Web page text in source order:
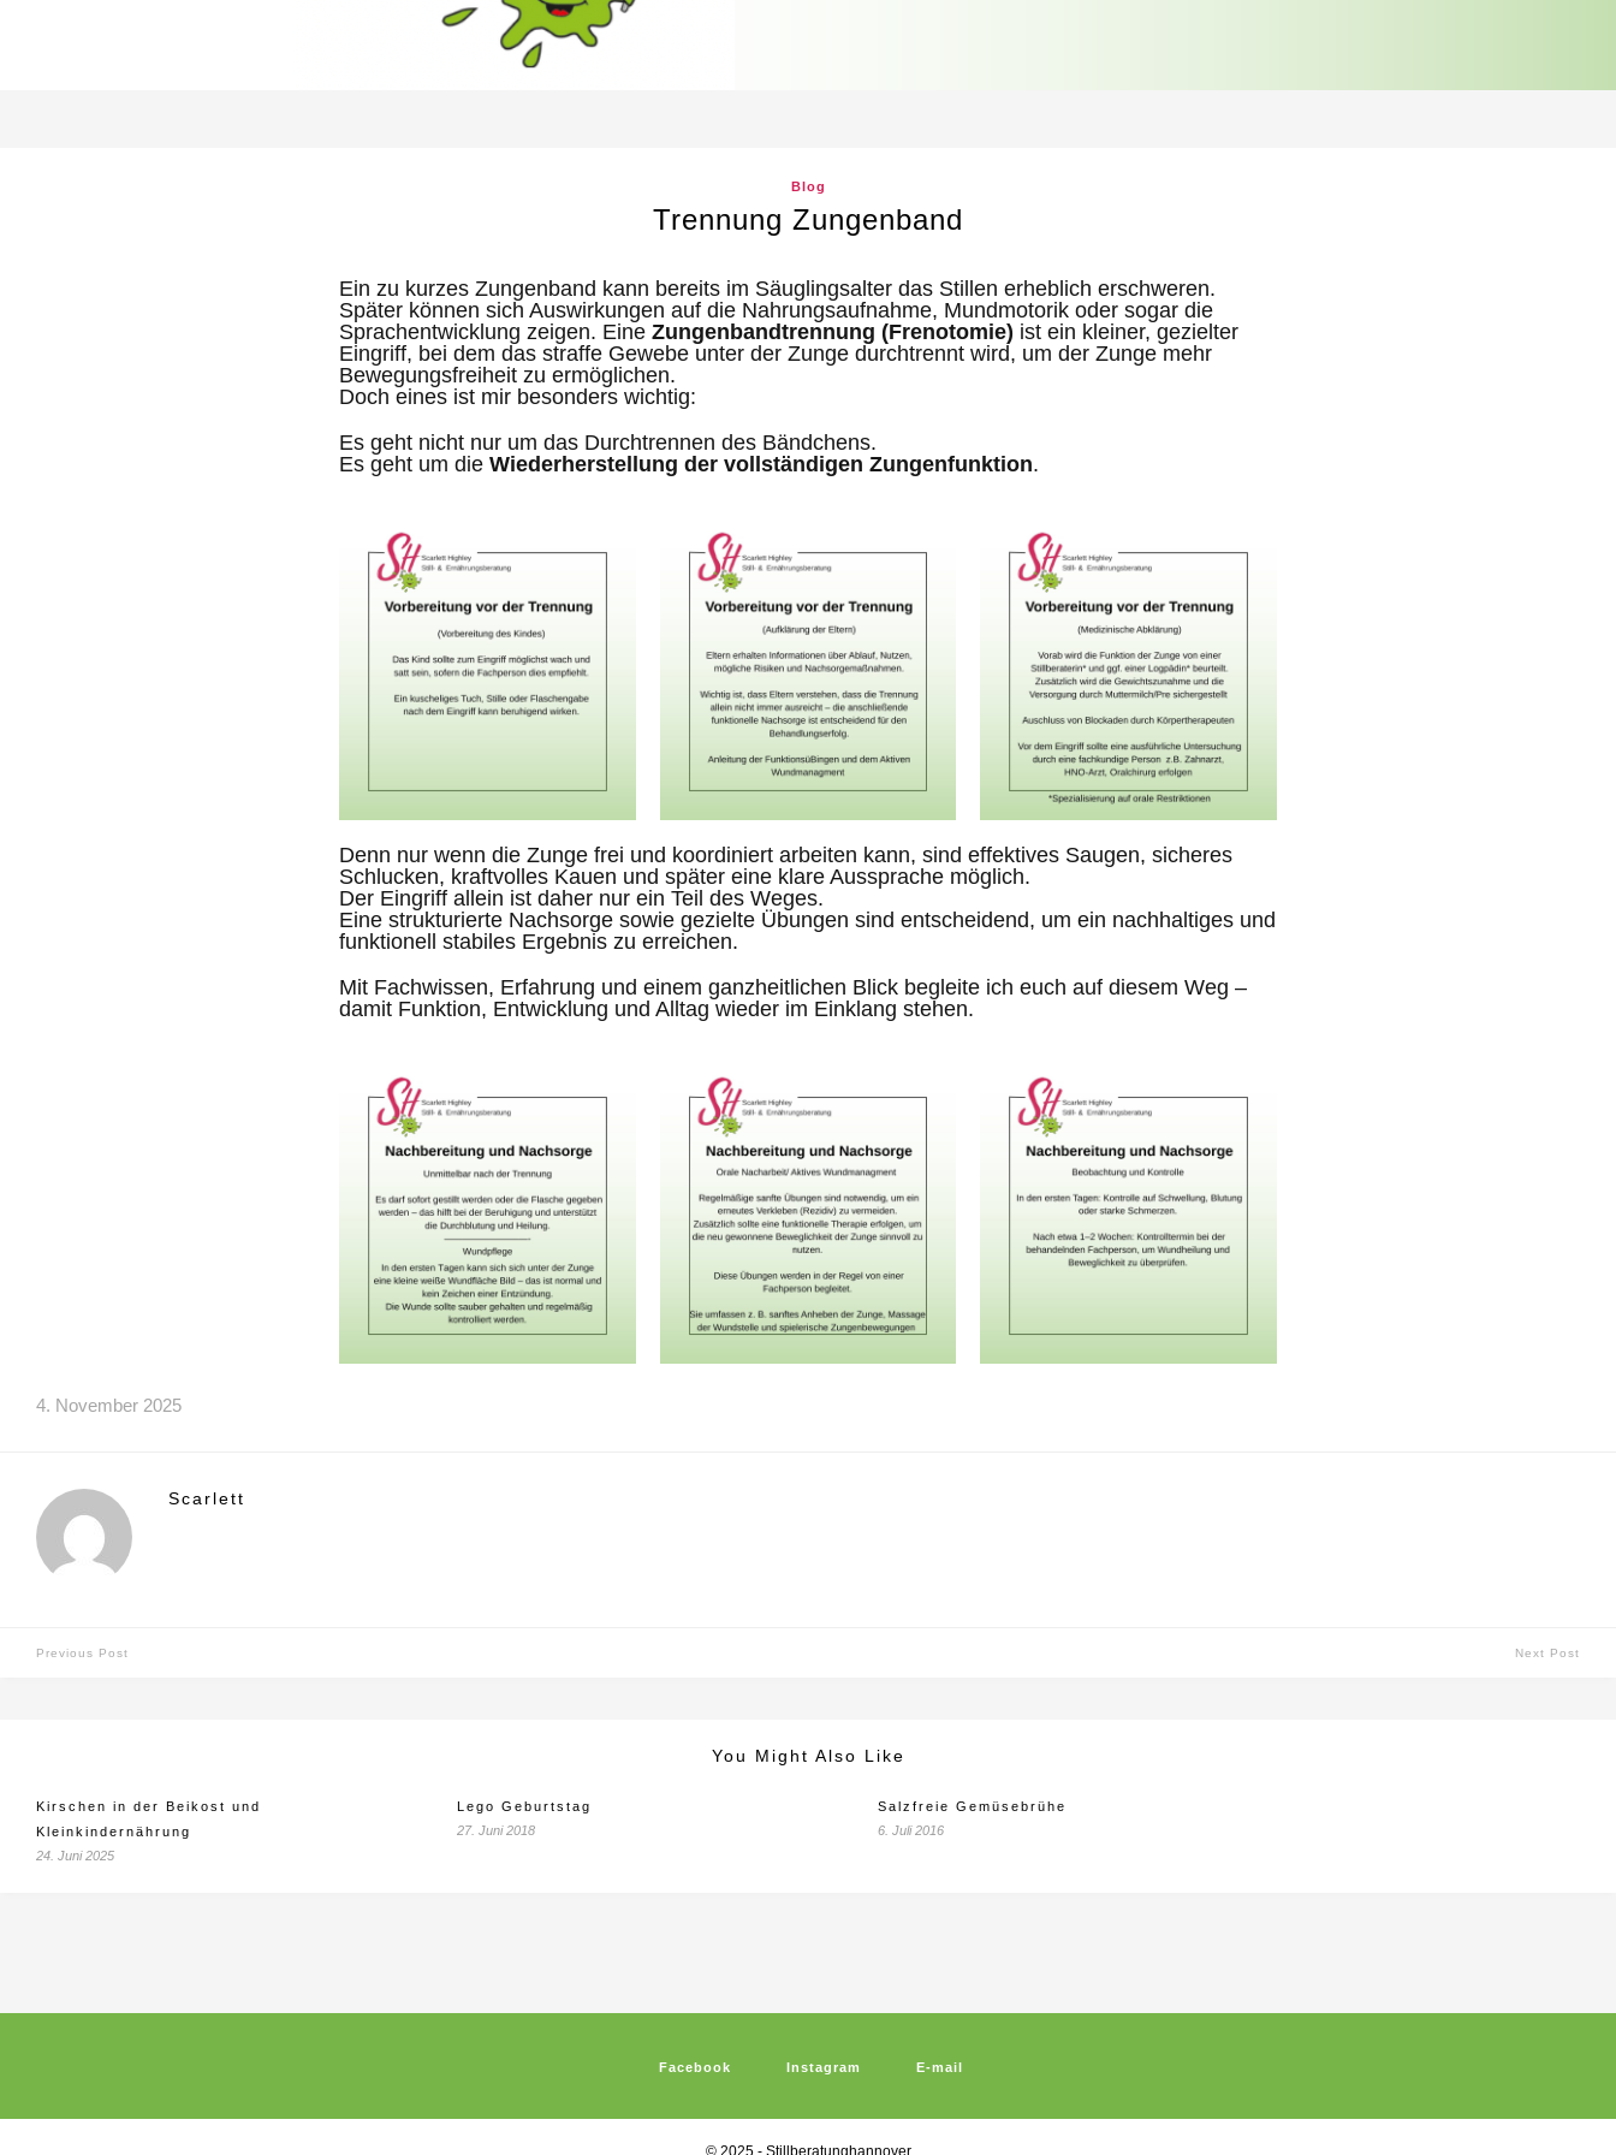
Blog
Trennung Zungenband
Ein zu kurzes Zungenband kann bereits im Säuglingsalter das Stillen erheblich erschweren.
Später können sich Auswirkungen auf die Nahrungsaufnahme, Mundmotorik oder sogar die
Sprachentwicklung zeigen. Eine Zungenbandtrennung (Frenotomie) ist ein kleiner, gezielter
Eingriff, bei dem das straffe Gewebe unter der Zunge durchtrennt wird, um der Zunge mehr
Bewegungsfreiheit zu ermöglichen.
Doch eines ist mir besonders wichtig:
Es geht nicht nur um das Durchtrennen des Bändchens.
Es geht um die Wiederherstellung der vollständigen Zungenfunktion.
Denn nur wenn die Zunge frei und koordiniert arbeiten kann, sind effektives Saugen, sicheres
Schlucken, kraftvolles Kauen und später eine klare Aussprache möglich.
Der Eingriff allein ist daher nur ein Teil des Weges.
Eine strukturierte Nachsorge sowie gezielte Übungen sind entscheidend, um ein nachhaltiges und
funktionell stabiles Ergebnis zu erreichen.
Mit Fachwissen, Erfahrung und einem ganzheitlichen Blick begleite ich euch auf diesem Weg –
damit Funktion, Entwicklung und Alltag wieder im Einklang stehen.
4. November 2025
Scarlett
Previous Post Next Post
You Might Also Like
Kirschen in der Beikost und
Kleinkindernährung
24. Juni 2025
Lego Geburtstag
27. Juni 2018
Salzfreie Gemüsebrühe
6. Juli 2016
Facebook Instagram E-mail